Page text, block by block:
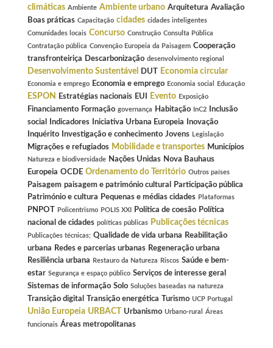
climáticas Ambiente Ambiente urbano Arquitetura Avaliação
Boas práticas Capacitação cidades cidades inteligentes
Comunidades locais Concurso Construção Consulta Pública
Contratação pública Convenção Europeia da Paisagem Cooperação
transfronteiriça
Descarbonização desenvolvimento regional
Desenvolvimento Sustentável DUT Economia circular
Economia e emprego Economia e emprego Economia social Educação
ESPON Estratégias nacionais EUI Evento Exposição
Financiamento Formação governança Habitação InC2
Inclusão
social
Indicadores Iniciativa Urbana Europeia
Inovação
Inquérito
Investigação e conhecimento Jovens Legislação
Migrações e refugiados Mobilidade e transportes Municípios
Natureza e biodiversidade Nações Unidas Nova Bauhaus
Europeia OCDE Ordenamento do Território Outros países
Paisagem paisagem e património cultural
Participação pública
Património e cultura Pequenas e médias cidades Plataformas
PNPOT Policentrismo POLIS XXI Política de coesão Política
nacional de cidades políticas públicas Publicações técnicas
Publicações técnicas; Qualidade de vida urbana Reabilitação
urbana Redes e parcerias urbanas Regeneração urbana
Resiliência urbana
Restauro da Natureza Riscos Saúde e bem-
estar Segurança e espaço público Serviços de interesse geral
Sistemas de informação Solo Soluções baseadas na natureza
Transição digital Transição energética Turismo UCP Portugal
União Europeia URBACT Urbanismo Urbano-rural
Áreas
funcionais Áreas metropolitanas